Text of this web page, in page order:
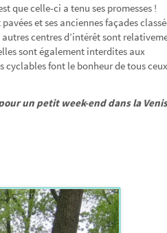
que celle-ci a tenu ses promesses !
et ses anciennes façades
centres d’intérêt sont
sont également interdites aux
cyclables font le bonheur de tous ceux
un petit week-end dans la